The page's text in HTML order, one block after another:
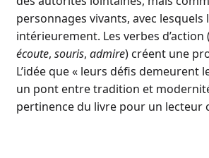
personnages vivants, avec lesquels
intérieurement. Les verbes d’action (
écoute, souris, admire) créent une
L’idée que « leurs défis demeurent
un pont entre tradition et
pertinence du livre pour un lecteur